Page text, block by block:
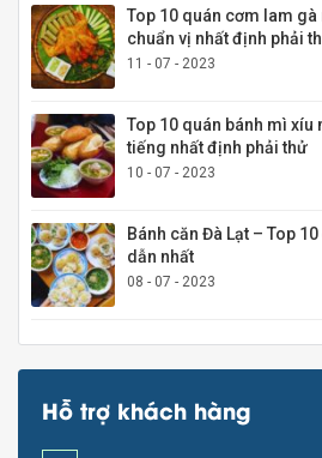
Top 10 quán cơm lam
chuẩn vị nhất định phải
11 - 07 - 2023
Top 10 quán bánh mì xíu
tiếng nhất định phải thử
10 - 07 - 2023
Bánh căn Đà Lạt – Top
dẫn nhất
08 - 07 - 2023
Hỗ trợ khách hàng